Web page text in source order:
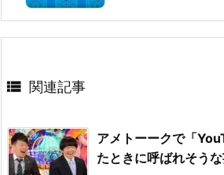
 関連記事
アメトーークで「
たときに呼ばれそう